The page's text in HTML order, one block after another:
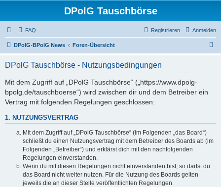
DPolG Tauschbörse
FAQ Anmelden
Registrieren
DPolG-BPolG News Foren-Übersicht
DPolG Tauschbörse - Nutzungsbedingungen
Mit dem Zugriff auf „DPolG Tauschbörse“ („https://www.dpolg-
bpolg.de/tauschboerse“) wird zwischen dir und dem Betreiber ein
Vertrag mit folgenden Regelungen geschlossen:
1. NUTZUNGSVERTRAG
Mit dem Zugriff auf „DPolG Tauschbörse“ (im Folgenden „das Board“)
schließt du einen Nutzungsvertrag mit dem Betreiber des Boards ab (im
Folgenden „Betreiber“) und erklärst dich mit den nachfolgenden
Regelungen einverstanden.
Wenn du mit diesen Regelungen nicht einverstanden bist, so darfst du
das Board nicht weiter nutzen. Für die Nutzung des Boards gelten
jeweils die an dieser Stelle veröffentlichten Regelungen.